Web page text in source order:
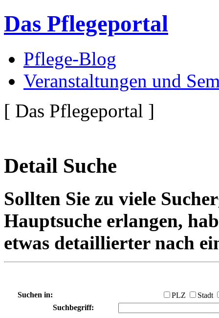
Das Pflegeportal
Pflege-Blog
Veranstaltungen und
[ Das Pflegeportal ]
Detail Suche
Sollten Sie zu viele
Hauptsuche erlangen,
etwas detaillierter nach
Suchen in: PLZ
Stadt
Suchbegriff: